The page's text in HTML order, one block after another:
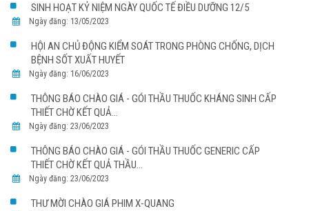
SINH HOẠT KỶ NIỆM NGÀY QUỐC TẾ ĐIỀU DƯỠNG 12/5
Ngày đăng: 13/05/2023
HỘI AN CHỦ ĐỘNG KIỂM SOÁT TRONG PHÒNG CHỐNG, DỊCH
BỆNH SỐT XUẤT HUYẾT
Ngày đăng: 16/06/2023
THÔNG BÁO CHÀO GIÁ - GÓI THẦU THUỐC KHÁNG SINH CẤP
THIẾT CHỜ KẾT QUẢ...
Ngày đăng: 23/06/2023
THÔNG BÁO CHÀO GIÁ - GÓI THẦU THUỐC GENERIC CẤP
THIẾT CHỜ KẾT QUẢ THẦU...
Ngày đăng: 23/06/2023
THƯ MỜI CHÀO GIÁ PHIM X-QUANG